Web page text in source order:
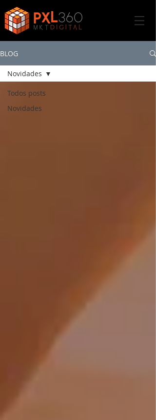
BLOG
Todos posts
Novidades
Novidades